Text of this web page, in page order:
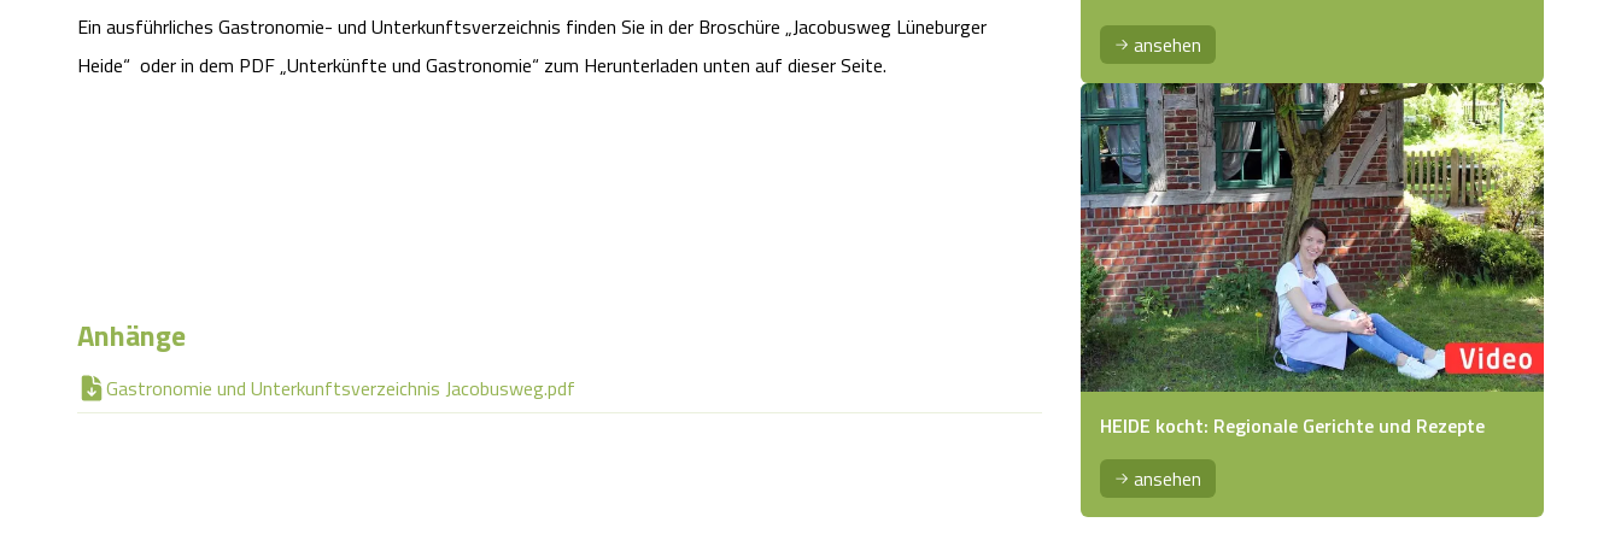
Ein ausführliches Gastronomie- und Unterkunftsverzeichnis finden Sie in der Broschüre „Jacobusweg Lüneburger
Heide“ oder in dem PDF „Unterkünfte und Gastronomie“ zum Herunterladen unten auf dieser Seite.
Anhänge
Gastronomie und Unterkunftsverzeichnis Jacobusweg.pdf
ansehen
HEIDE kocht: Regionale Gerichte und Rezepte
ansehen